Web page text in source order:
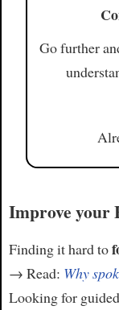
Go further
Improve your
Finding it hard to
→ Read: Why
Looking for guided